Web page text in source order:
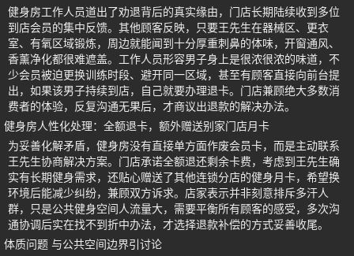
健身房工作人员道出了劝退背后的真实缘由，门店长期陆续收到多位
到店会员的集中反馈。其他顾客反映，只要王先生在器械区、更衣
室、有氧区域锻炼，周边就能闻到十分厚重刺鼻的体味，开窗通风、
香薰净化都很难遮盖。工作人员形容男子身上是很浓很浓的味道，不
少会员被迫更换训练时段、避开同一区域，甚至有顾客直接向前台提
出，如果该男子持续到店，自己就要办理退卡。门店兼顾绝大多数消
费者的体验，反复沟通无果后，才商议出退款的解决办法。
健身房人性化处理：全额退卡，额外赠送别家门店月卡
为妥善化解矛盾，健身房没有直接单方面作废会员卡，而是主动联系
王先生协商解决方案。门店承诺全额退还剩余卡费，考虑到王先生确
实有长期健身需求，还贴心赠送了其他连锁分店的健身月卡，希望换
环境后能减少纠纷，兼顾双方诉求。店家表示并非刻意排斥多汗人
群，只是公共健身空间人流量大，需要平衡所有顾客的感受，多次沟
通协调后实在找不到折中办法，才选择退款补偿的方式妥善收尾。
体质问题 与公共空间边界引讨论